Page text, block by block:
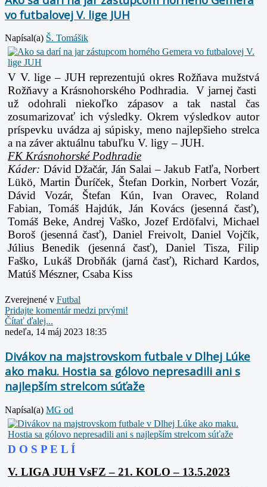
vo futbalovej V. lige JUH
Napísal(a) Š. Tomášik
V V. lige – JUH reprezentujú okres Rožňava mužstvá
Rožňavy a Krásnohorského Podhradia. V jarnej časti
už odohrali niekoľko zápasov a tak nastal čas
zosumarizovať ich výsledky. Okrem výsledkov autor
príspevku uvádza aj súpisky, meno najlepšieho strelca
a na záver aktuálnu tabuľku V. ligy – JUH.
FK Krásnohorské Podhradie
Káder: Dávid Džačár, Ján Salai – Jakub Fatľa, Norbert
Lükö, Martin Ďuríček, Štefan Dorkin, Norbert Vozár,
Dávid Vozár, Štefan Kún, Ivan Oravec, Roland
Fabian, Tomáš Hajdúk, Ján Kovács (jesenná časť),
Tomáš Beke, Andrej Vaško, Jozef Erdöfalvi, Michael
Boroš (jesenná časť), Daniel Freivolt, Daniel Vojčík,
Július Benedik (jesenná časť), Daniel Tisza, Filip
Faško, Lukáš Drobňák (jarná časť), Richard Kardos,
Matúš Mészner, Csaba Kiss
Zverejnené v Futbal
Pridajte komentár medzi prvými!
Čítať ďalej...
nedeľa, 14 máj 2023 18:35
Divákov na majstrovskom futbale v Dlhej Lúke
ako maku. Hostia sa gólovo nepresadili ani s
najlepším strelcom súťaže
Napísal(a) MG od
D O S P E L Í
V. LIGA JUH VsFZ – 21. KOLO – 13.5.2023